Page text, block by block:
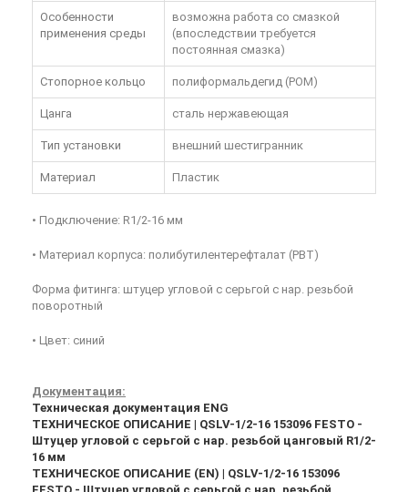
Особенности
применения среды
возможна работа со смазкой
(впоследствии требуется
постоянная смазка)
Стопорное кольцо полиформальдегид (POM)
Цанга сталь нержавеющая
Тип установки внешний шестигранник
Материал Пластик
• Подключение: R1/2-16 мм
• Материал корпуса: полибутилентерефталат (PBT)
Форма фитинга: штуцер угловой с серьгой с нар. резьбой
поворотный
• Цвет: синий
Документация:
Техническая документация ENG
ТЕХНИЧЕСКОЕ ОПИСАНИЕ | QSLV-1/2-16 153096 FESTO -
Штуцер угловой с серьгой с нар. резьбой цанговый R1/2-
16 мм
ТЕХНИЧЕСКОЕ ОПИСАНИЕ (EN) | QSLV-1/2-16 153096